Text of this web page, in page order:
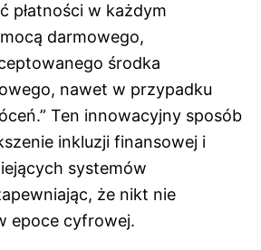
płatności w każdym
darmowego,
środka
nawet w przypadku
Ten innowacyjny sposób
inkluzji finansowej i
systemów
że nikt nie
epoce cyfrowej.